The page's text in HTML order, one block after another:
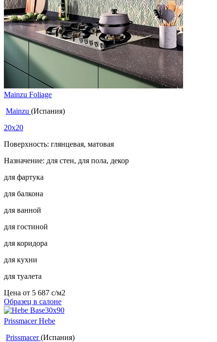
Mainzu Foliage
Mainzu (Испания)
20x20
Поверхность: глянцевая, матовая
Назначение: для стен, для пола, декор
для фартука
для балкона
для ванной
для гостиной
для коридора
для кухни
для туалета
Цена от 5 687 c/м2
Образец в салоне
Prissmacer Hebe
Prissmacer(Испания)